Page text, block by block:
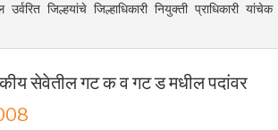
जिल्हयांचे जिल्हाधिकारी नियुक्ती प्राधिकारी यांचेक
सेवेतील गट क व गट ड मधील पदांवर